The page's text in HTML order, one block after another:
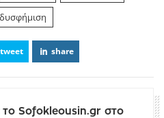
δυσφήμιση
tweet share
Sofokleousin.gr στο